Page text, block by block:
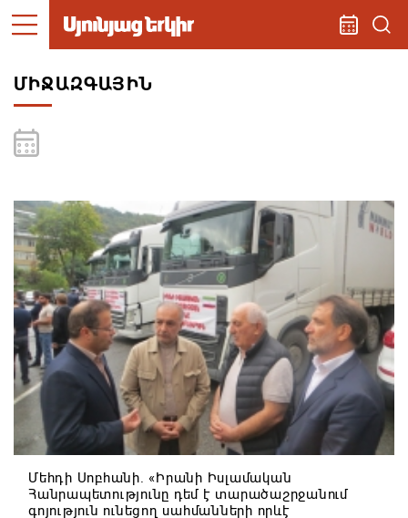
ՄԻՋԱԶԳԱՅԻՆ
Մեհդի Սոբհանի. «Իրանի Իսլամական
Հանրապետությունը դեմ է տարածաշրջանում
գոյություն ունեցող սահմանների որևէ